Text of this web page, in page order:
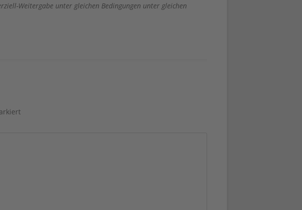
Weitergabe unter gleichen Bedingungen unter gleichen